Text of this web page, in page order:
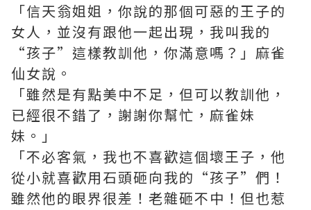
「信天翁姐姐，你說的那個可惡的王子的
女人，並沒有跟他一起出現，我叫我的
“孩子”這樣教訓他，你滿意嗎？」麻雀
仙女說。
「雖然是有點美中不足，但可以教訓他，
已經很不錯了，謝謝你幫忙，麻雀妹
妹。」
「不必客氣，我也不喜歡這個壞王子，他
從小就喜歡用石頭砸向我的“孩子”們！
雖然他的眼界很差！老雜砸不中！但也惹